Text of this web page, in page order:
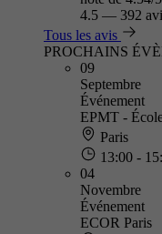
4.5 — 392
Tous les avis
PROCHAINS
09
Septembre
Événement
EPMT -
Paris
13:00 -
04
Novembre
Événement
ECOR Paris